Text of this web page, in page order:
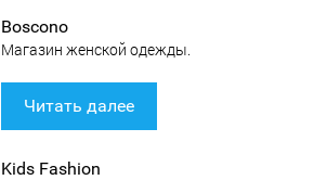
Boscono
Магазин женской одежды.
Читать далее
Kids Fashion